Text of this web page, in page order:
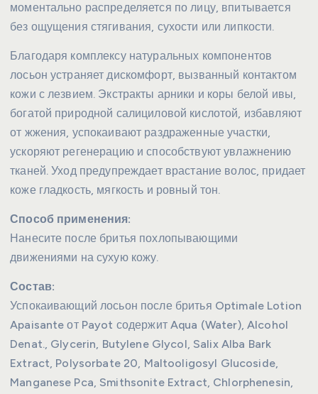
моментально распределяется по лицу, впитывается
без ощущения стягивания, сухости или липкости.
Благодаря комплексу натуральных компонентов
лосьон устраняет дискомфорт, вызванный контактом
кожи с лезвием. Экстракты арники и коры белой ивы,
богатой природной салициловой кислотой, избавляют
от жжения, успокаивают раздраженные участки,
ускоряют регенерацию и способствуют увлажнению
тканей. Уход предупреждает врастание волос, придает
коже гладкость, мягкость и ровный тон.
Способ применения:
Нанесите после бритья похлопывающими
движениями на сухую кожу.
Состав:
Успокаивающий лосьон после бритья Optimale Lotion
Apaisante от Payot содержит Aqua (Water), Alcohol
Denat., Glycerin, Butylene Glycol, Salix Alba Bark
Extract, Polysorbate 20, Maltooligosyl Glucoside,
Manganese Pca, Smithsonite Extract, Chlorphenesin,